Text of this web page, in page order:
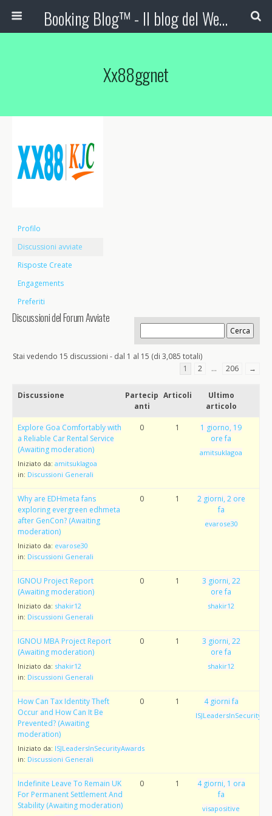
Booking Blog™ - Il blog del Web Marketing Turistico
Xx88ggnet
Profilo
Discussioni avviate
Risposte Create
Engagements
Preferiti
Discussioni del Forum Avviate
Stai vedendo 15 discussioni - dal 1 al 15 (di 3,085 totali)
1
2 … 206 →
Discussione
Partecip
anti
Articoli
Ultimo
articolo
Explore Goa Comfortably with
a Reliable Car Rental Service
(Awaiting moderation)
Iniziato da: amitsuklagoa
in: Discussioni Generali
0 1
1 giorno, 19
ore fa
amitsuklagoa
Why are EDHmeta fans
exploring evergreen edhmeta
after GenCon? (Awaiting
moderation)
Iniziato da: evarose30
in: Discussioni Generali
0 1
2 giorni, 2 ore
fa
evarose30
IGNOU Project Report
(Awaiting moderation)
Iniziato da: shakir12
in: Discussioni Generali
0 1
3 giorni, 22
ore fa
shakir12
IGNOU MBA Project Report
(Awaiting moderation)
Iniziato da: shakir12
in: Discussioni Generali
0 1
3 giorni, 22
ore fa
shakir12
How Can Tax Identity Theft
Occur and How Can It Be
Prevented? (Awaiting
moderation)
Iniziato da: ISJLeadersInSecurityAwards
in: Discussioni Generali
0 1 4 giorni fa
Indefinite Leave To Remain UK
For Permanent Settlement And
Stability (Awaiting moderation)
0 1
4 giorni, 1 ora
fa
visapositive